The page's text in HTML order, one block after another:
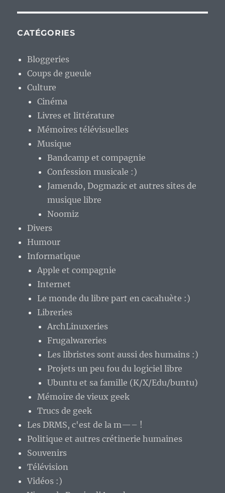
CATÉGORIES
Bloggeries
Coups de gueule
Culture
Cinéma
Livres et littérature
Mémoires télévisuelles
Musique
Bandcamp et compagnie
Confession musicale :)
Jamendo, Dogmazic et autres sites de
musique libre
Noomiz
Divers
Humour
Informatique
Apple et compagnie
Internet
Le monde du libre part en cacahuète :)
Libreries
ArchLinuxeries
Frugalwareries
Les libristes sont aussi des humains :)
Projets un peu fou du logiciel libre
Ubuntu et sa famille (K/X/Edu/buntu)
Mémoire de vieux geek
Trucs de geek
Les DRMS, c'est de la m—– !
Politique et autres crétinerie humaines
Souvenirs
Télévision
Vidéos :)